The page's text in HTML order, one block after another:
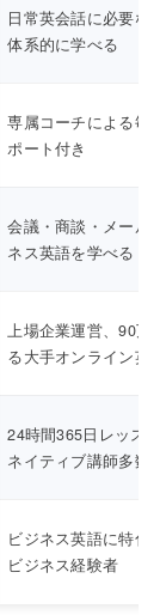
日常英会話に必要な
体系的に学べる
専属コーチによる毎
ポート付き
会議・商談・メール
ネス英語を学べる
上場企業運営、90万
る大手オンライン英
24時間365日レッス
ネイティブ講師多数
ビジネス英語に特化
ビジネス経験者